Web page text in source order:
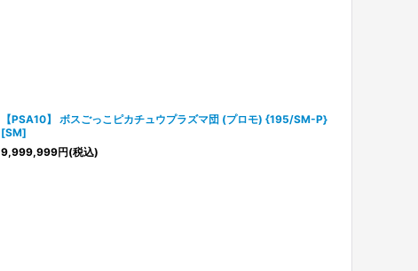
【PSA10】 ボスごっこピカチュウプラズマ団 (プロモ) {195/SM-P}
[SM]
9,999,999円(税込)